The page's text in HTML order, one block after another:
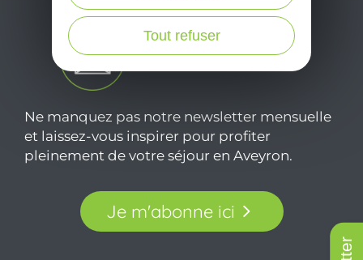
Ne manquez pas notre newsletter mensuelle
et laissez-vous inspirer pour profiter
pleinement de votre séjour en Aveyron.
Je m'abonne ici
Tout refuser